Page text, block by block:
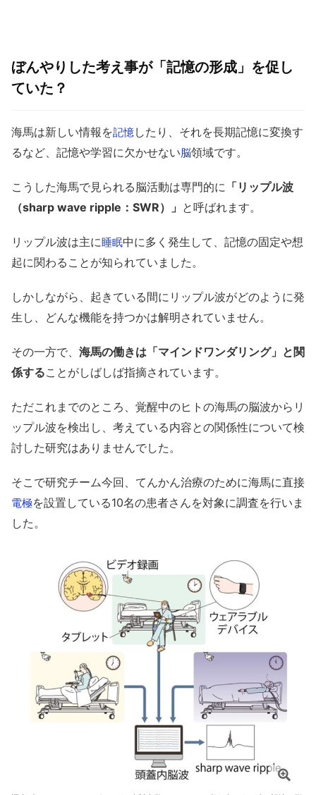
ぼんやりした考え事が「記憶の形成」を促し
ていた？
海馬は新しい情報を記憶したり、それを長期記憶に変換す
るなど、記憶や学習に欠かせない脳領域です。
こうした海馬で見られる脳活動は専門的に 「リップル波
（sharp wave ripple：SWR）」 と呼ばれます。
リップル波は主に睡眠中に多く発生して、記憶の固定や想
起に関わることが知られていました。
しかしながら、起きている間にリップル波がどのように発
生し、どんな機能を持つかは解明されていません。
その一方で、 海馬の働きは「マインドワンダリング」と関
係することがしばしば指摘されています。
ただこれまでのところ、覚醒中のヒトの海馬の脳波からリ
ップル波を検出し、考えている内容との関係性について検
討した研究はありませんでした。
そこで研究チーム今回、てんかん治療のために海馬に直接
電極を設置している10名の患者さんを対象に調査を行いま
した。